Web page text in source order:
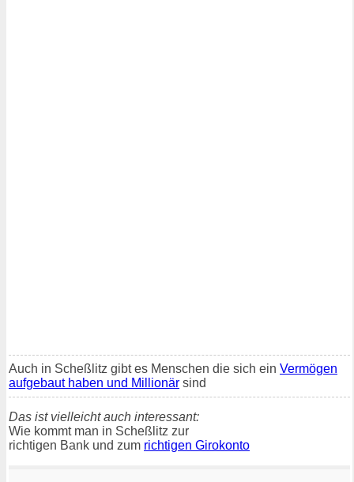
Auch in Scheßlitz gibt es Menschen die sich ein Vermögen
aufgebaut haben und Millionär sind
Das ist vielleicht auch interessant:
Wie kommt man in Scheßlitz zur
richtigen Bank und zum richtigen Girokonto